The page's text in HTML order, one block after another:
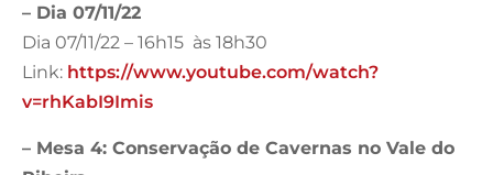
– Dia 07/11/22
Dia 07/11/22 – 16h15 às 18h30
Link: https://www.youtube.com/watch?
v=rhKabI9Imis
– Mesa 4: Conservação de Cavernas no Vale do